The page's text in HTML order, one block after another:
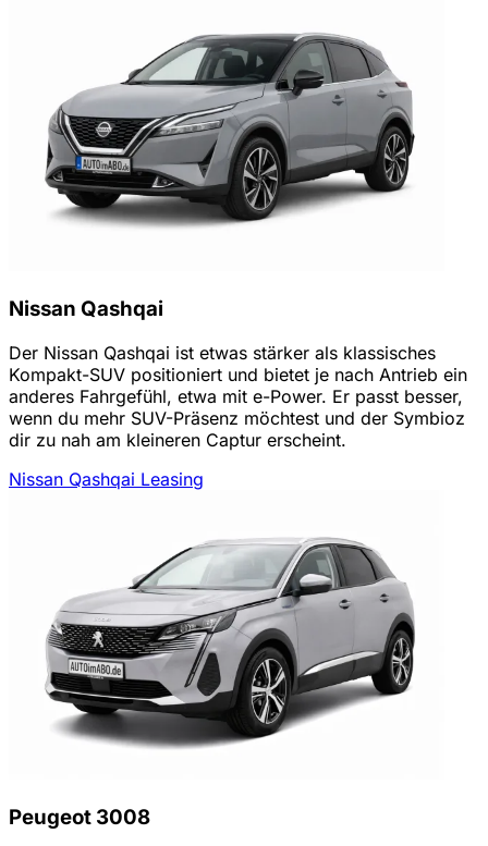
Nissan Qashqai
Der Nissan Qashqai ist etwas stärker als klassisches
Kompakt-SUV positioniert und bietet je nach Antrieb ein
anderes Fahrgefühl, etwa mit e-Power. Er passt besser,
wenn du mehr SUV-Präsenz möchtest und der Symbioz
dir zu nah am kleineren Captur erscheint.
Nissan Qashqai Leasing
Peugeot 3008